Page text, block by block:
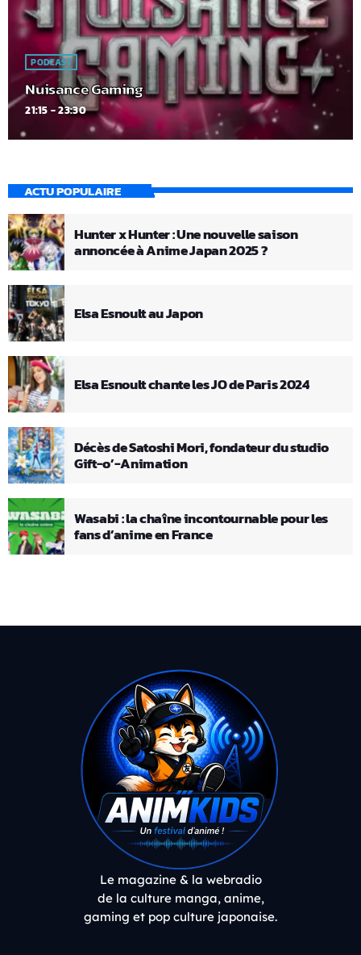
PODCAST
Nuisance Gaming
21:15 - 23:30
ACTU POPULAIRE
Hunter x Hunter : Une nouvelle saison
annoncée à Anime Japan 2025 ?
Elsa Esnoult au Japon
Elsa Esnoult chante les JO de Paris 2024
Décès de Satoshi Mori, fondateur du studio
Gift-o’-Animation
Wasabi : la chaîne incontournable pour les
fans d’anime en France
Le magazine & la webradio
de la culture manga, anime,
gaming et pop culture japonaise.